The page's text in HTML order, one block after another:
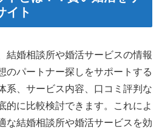
イト
結婚相談所や婚活サービスの情報
のパートナー探しをサポートする
系、サービス内容、口コミ評判な
的に比較検討できます。これによ
な結婚相談所や婚活サービスを効